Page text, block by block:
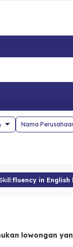
Nama
fluency in
lowongan